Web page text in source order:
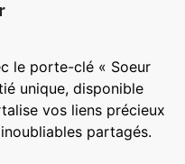
le porte-clé « Soeur
unique, disponible
vos liens précieux
partagés.